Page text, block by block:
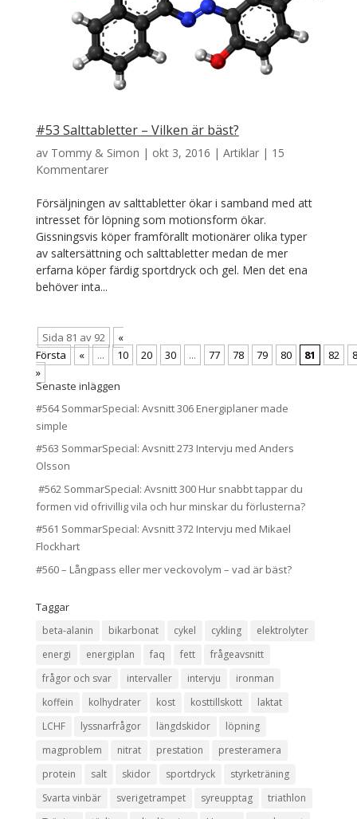
#53 Salttabletter – Vilken är bäst?
av Tommy & Simon | okt 3, 2016 | Artiklar| 15
Kommentarer
Försäljningen av salttabletter ökar i samband med att
intresset för löpning som motionsform ökar.
Gissningsvis köper framförallt motionärer olika typer
av saltersättning och salttabletter medan de mer
erfarna köper färdig sportdryck och gel. Men det ena
behöver inta...
Sida 81 av 92
«
Första
« ... 10 20 30 ... 77 78 79 80 81 82
»
Senaste inläggen
#564 SommarSpecial: Avsnitt 306 Energiplaner made
simple
#563 SommarSpecial: Avsnitt 273 Intervju med Anders
Olsson
#562 SommarSpecial: Avsnitt 300 Hur snabbt tappar du
formen vid ofrivillig vila och hur minskar du förlusterna?
#561 SommarSpecial: Avsnitt 372 Intervju med Mikael
Flockhart
#560 – Långpass eller mer veckovolym – vad är bäst?
Taggar
beta-alanin bikarbonat cykel cykling
elektrolyter
energi
energiplan faq fett
frågeavsnitt
frågor och svar
intervaller intervju
ironman
koffein
kolhydrater kost kosttillskott
laktat
LCHF
lyssnarfrågor längdskidor
löpning
magproblem
nitrat prestation
presteramera
protein
salt skidor sportdryck
styrketräning
Svarta vinbär
sverigetrampet syreupptag
triathlon